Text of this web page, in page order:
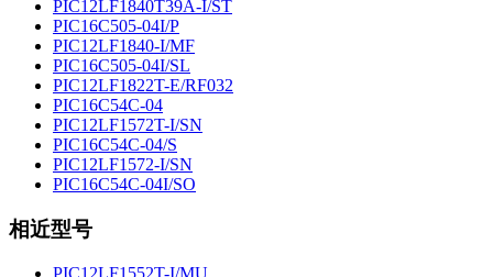
PIC12LF1840T39A-I/ST
PIC16C505-04I/P
PIC12LF1840-I/MF
PIC16C505-04I/SL
PIC12LF1822T-E/RF032
PIC16C54C-04
PIC12LF1572T-I/SN
PIC16C54C-04/S
PIC12LF1572-I/SN
PIC16C54C-04I/SO
相近型号